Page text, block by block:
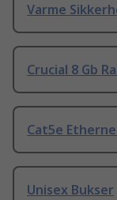
Varme
Crucial 8 Gb
Cat5e
Unisex Bukser